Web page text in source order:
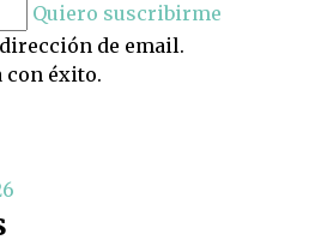
Quiero suscribirme
de email.
con éxito.